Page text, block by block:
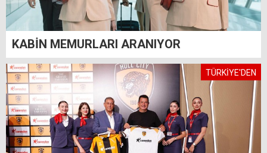
KABİN MEMURLARI ARANIYOR
TÜRKİYE'DEN